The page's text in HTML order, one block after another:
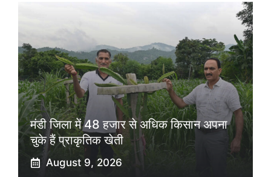
मंडी जिला में 48 हजार से अधिक किसान अपना
चुके हैं प्राकृतिक खेती
August 9, 2026